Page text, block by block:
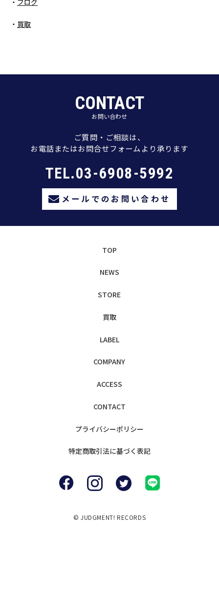
買取
CONTACT
お問い合わせ
ご質問・ご相談は、
お電話またはお問合せフォームより承ります
TEL.03-6908-5992
メールでのお問い合わせ
TOP
NEWS
STORE
買取
LABEL
COMPANY
ACCESS
CONTACT
プライバシーポリシー
特定商取引法に基づく表記
© JUDGMENT! RECORDS